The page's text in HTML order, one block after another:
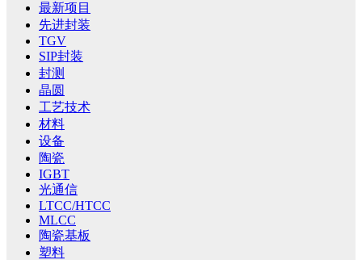
最新项目
先进封装
TGV
SIP封装
封测
晶圆
工艺技术
材料
设备
陶瓷
IGBT
光通信
LTCC/HTCC
MLCC
陶瓷基板
塑料